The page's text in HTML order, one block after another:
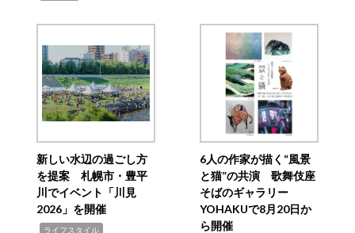
新しい水辺の過ごし方
を提案 札幌市・豊平
川でイベント「川見
2026」を開催
ライフスタイル
6人の作家が描く“風景
と猫”の共演 歌舞伎座
そばのギャラリー
YOHAKUで8月20日か
ら開催